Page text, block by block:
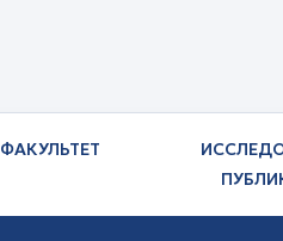
ФАКУЛЬТЕТ